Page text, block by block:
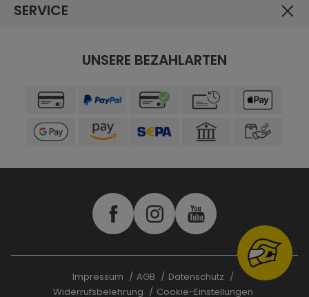
SERVICE
UNSERE BEZAHLARTEN
Impressum AGB
Datenschutz
Widerrufsbelehrung
Cookie-Einstellungen